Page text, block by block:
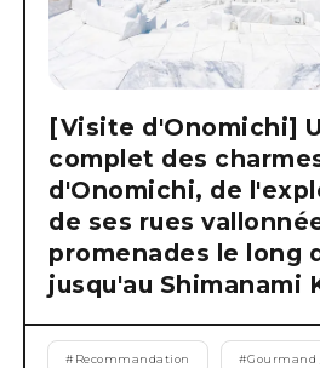
[Visite d'Onomichi]
complet des
d'Onomichi, de
de ses rues
promenades le long
jusqu'au Shimanami
# Recommandation #Gourmand